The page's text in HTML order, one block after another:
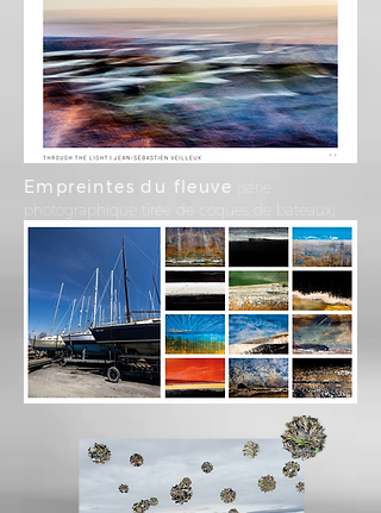
Empreintes du fleuve